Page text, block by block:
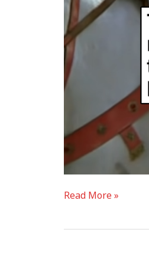
Read More »